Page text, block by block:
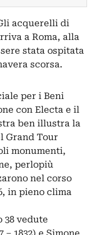
acquerelli di
a Roma, alla
stata ospitata
scorsa.
per i Beni
con Electa e il
ben illustra la
Grand Tour
monumenti,
perlopiù
nel corso
in pieno clima
38 vedute